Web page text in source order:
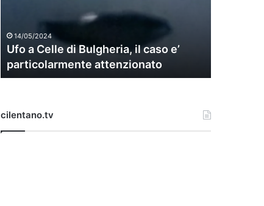
i
l
g
14/05/2024
Ufo a Celle di Bulgheria, il caso e’
particolarmente attenzionato
cilentano.tv